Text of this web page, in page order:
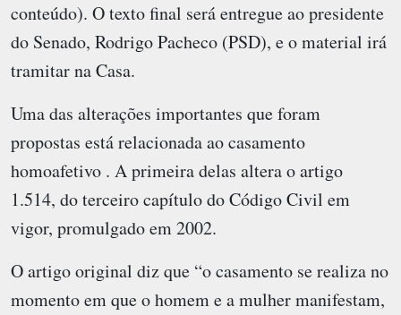
conteúdo). O texto final será entregue ao presidente
do Senado, Rodrigo Pacheco (PSD), e o material irá
tramitar na Casa.
Uma das alterações importantes que foram
propostas está relacionada ao casamento
homoafetivo . A primeira delas altera o artigo
1.514, do terceiro capítulo do Código Civil em
vigor, promulgado em 2002.
O artigo original diz que “o casamento se realiza no
momento em que o homem e a mulher manifestam,